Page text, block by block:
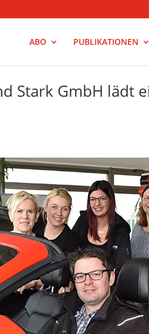
ABO PUBLIKATIONEN
Stark GmbH lädt